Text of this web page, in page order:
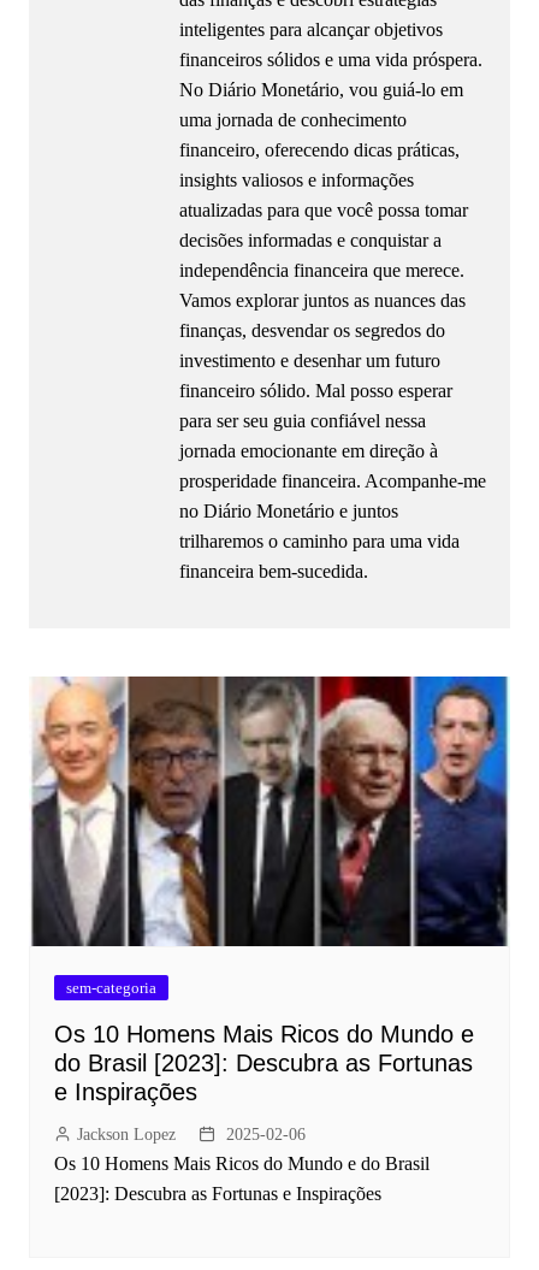
inteligentes para alcançar objetivos
financeiros sólidos e uma vida próspera.
No Diário Monetário, vou guiá-lo em
uma jornada de conhecimento
financeiro, oferecendo dicas práticas,
insights valiosos e informações
atualizadas para que você possa tomar
decisões informadas e conquistar a
independência financeira que merece.
Vamos explorar juntos as nuances das
finanças, desvendar os segredos do
investimento e desenhar um futuro
financeiro sólido. Mal posso esperar
para ser seu guia confiável nessa
jornada emocionante em direção à
prosperidade financeira. Acompanhe-me
no Diário Monetário e juntos
trilharemos o caminho para uma vida
financeira bem-sucedida.
sem-categoria
Os 10 Homens Mais Ricos do Mundo e
do Brasil [2023]: Descubra as Fortunas
e Inspirações
Jackson Lopez 2025-02-06
Os 10 Homens Mais Ricos do Mundo e do Brasil
[2023]: Descubra as Fortunas e Inspirações